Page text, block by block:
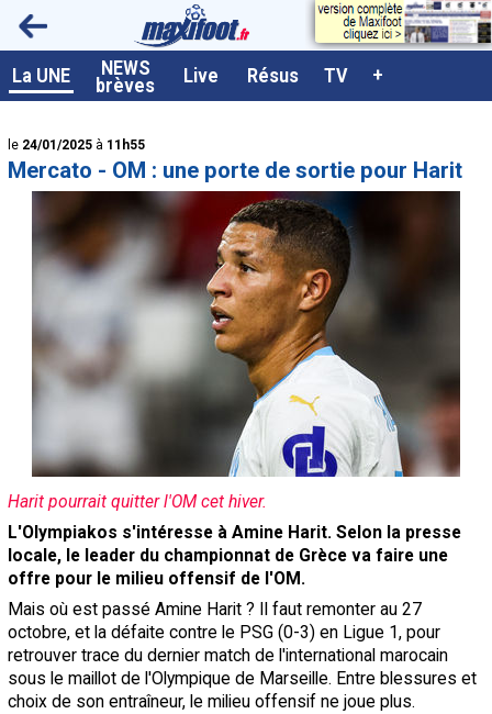
La UNE NEWS
brèves Live Résus TV +
<
le 24/01/2025 à 11h55
Mercato - OM : une porte de sortie pour Harit
Harit pourrait quitter l'OM cet hiver.
L'Olympiakos s'intéresse à Amine Harit. Selon la presse
locale, le leader du championnat de Grèce va faire une
offre pour le milieu offensif de l'OM.
Mais où est passé Amine Harit ? Il faut remonter au 27
octobre, et la défaite contre le PSG (0-3) en Ligue 1, pour
retrouver trace du dernier match de l'international marocain
sous le maillot de l'Olympique de Marseille. Entre blessures et
choix de son entraîneur, le milieu offensif ne joue plus.
A la UNE
Live / Matchs en direct
Résultats et Classements
Class. buteurs européens
Programme TV foot
Vidéos
Sondages
Tableau transferts L1
Paramètrages / Options
Contact / Signaler un bug
Recrutement Maxifoot
Mentions légales
site web Maxifoot.fr